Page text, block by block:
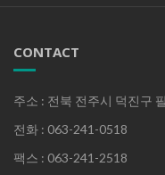
CONTACT
주소 : 전북 전주시 덕진구
전화 : 063-241-0518
팩스 : 063-241-2518